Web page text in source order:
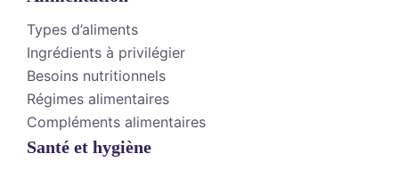
Types d’aliments
Ingrédients à privilégier
Besoins nutritionnels
Régimes alimentaires
Compléments alimentaires
Santé et hygiène